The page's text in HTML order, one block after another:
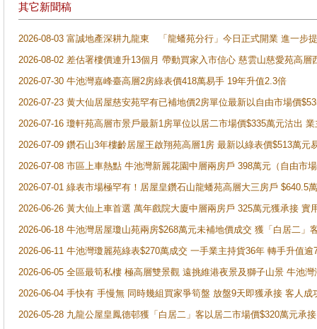
其它新聞稿
2026-08-03 富誠地產深耕九龍東 「龍蟠苑分行」今日正式開業 進一步
2026-08-02 差估署樓價連升13個月 帶動買家入市信心 慈雲山慈愛苑高層
2026-07-30 牛池灣嘉峰臺高層2房綠表價418萬易手 19年升值2.3倍
2026-07-23 黄大仙居屋慈安苑罕有已補地價2房單位最新以自由市場價
2026-07-16 瓊軒苑高層市景戶最新1房單位以居二市場價$335萬元沽出
2026-07-09 鑽石山3年樓齡居屋王啟翔苑高層1房 最新以綠表價$513萬元
2026-07-08 市區上車熱點 牛池灣新麗花園中層兩房戶 398萬元（自由市
2026-07-01 綠表市場極罕有！居屋皇鑽石山龍蟠苑高層大三房戶
2026-06-26 黃大仙上車首選 萬年戲院大廈中層兩房戶 325萬元獲承接 實
2026-06-18 牛池灣居屋瓊山苑兩房$268萬元未補地價成交 獲「白居二」
2026-06-11 牛池灣瓊麗苑綠表$270萬成交 一手業主持貨36年 轉手升值逾
2026-06-05 全區最筍私樓 極高層雙景觀 遠挑維港夜景及獅子山景 牛池
2026-06-04 手快有 手慢無 同時幾組買家爭筍盤 放盤9天即獲承接 客人
2026-05-28 九龍公屋皇鳳德邨獲「白居二」客以居二市場價$320萬元承接